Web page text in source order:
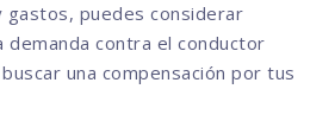
gastos, puedes considerar
demanda contra el conductor
una compensación por tus